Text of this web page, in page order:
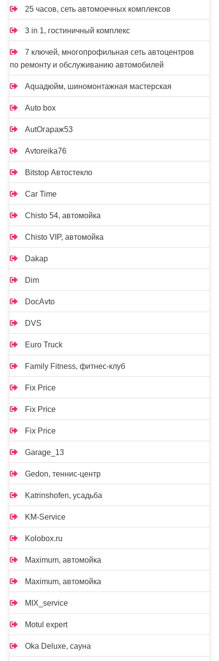
25 часов, сеть автомоечных комплексов
3 in 1, гостиничный комплекс
7 ключей, многопрофильная сеть автоцентров
по ремонту и обслуживанию автомобилей
Aquaдюйм, шиномонтажная мастерская
Auto box
AutOгараж53
Avtoreika76
Bitstop Автостекло
Car Time
Chisto 54, автомойка
Chisto VIP, автомойка
Dakap
Dim
DocAvto
DVS
Euro Truck
Family Fitness, фитнес-клуб
Fix Price
Fix Price
Fix Price
Garage_13
Gedon, теннис-центр
Katrinshofen, усадьба
KM-Service
Kolobox.ru
Maximum, автомойка
Maximum, автомойка
MIX_service
Motul expert
Oka Deluxe, сауна